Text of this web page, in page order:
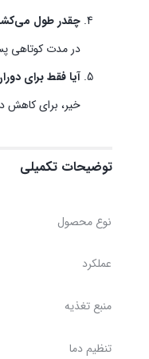
چقدر طول
در مدت کوتاهی
آیا فقط برای
خیر، برای کاهش
توضیحات تکمیلی
نوع محصول
عملکرد
منبع تغذیه
تنظیم دما